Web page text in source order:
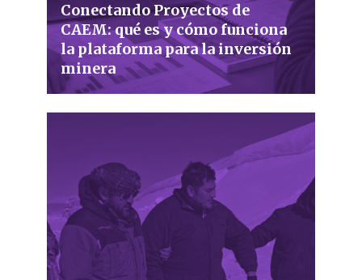
Conectando Proyectos de
CAEM: qué es y cómo funciona
la plataforma para la inversión
minera